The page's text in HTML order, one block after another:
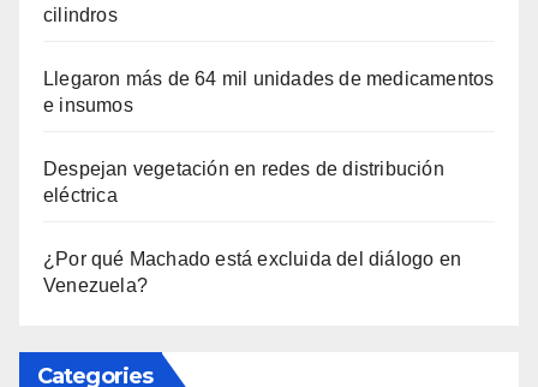
cilindros
Llegaron más de 64 mil unidades de medicamentos
e insumos
Despejan vegetación en redes de distribución
eléctrica
¿Por qué Machado está excluida del diálogo en
Venezuela?
Categories